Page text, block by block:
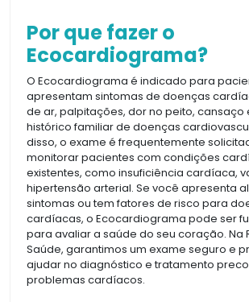
Por que fazer o
Ecocardiograma?
O Ecocardiograma é indicado para
apresentam sintomas de doenças
de ar, palpitações, dor no peito, cansaço
histórico familiar de doenças
disso, o exame é frequentemente
monitorar pacientes com condições
existentes, como insuficiência cardíaca,
hipertensão arterial. Se você apresenta
sintomas ou tem fatores de risco para
cardíacas, o Ecocardiograma pode ser
para avaliar a saúde do seu coração. Na
Saúde, garantimos um exame seguro e
ajudar no diagnóstico e tratamento
problemas cardíacos.